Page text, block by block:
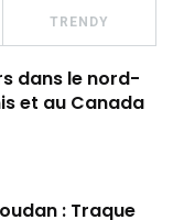
TRENDY
dans le nord-
et au Canada
: Traque